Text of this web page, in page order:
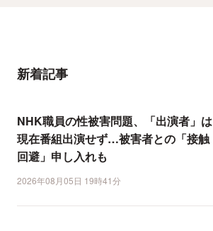
新着記事
NHK職員の性被害問題、「出演者」は
現在番組出演せず…被害者との「接触
回避」申し入れも
2026年08月05日 19時41分